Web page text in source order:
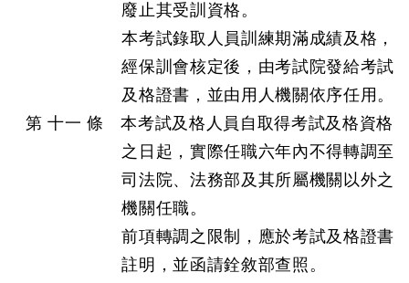
廢止其受訓資格。
本考試錄取人員訓練期滿成績及格，
經保訓會核定後，由考試院發給考試
及格證書，並由用人機關依序任用。
第 十一 條 本考試及格人員自取得考試及格資格
之日起，實際任職六年內不得轉調至
司法院、法務部及其所屬機關以外之
機關任職。
前項轉調之限制，應於考試及格證書
註明，並函請銓敘部查照。